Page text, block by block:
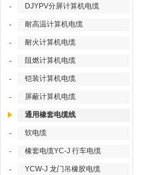
- DJYPV分屏计算机电缆
- 耐高温计算机电缆
- 耐火计算机电缆
- 阻燃计算机电缆
- 铠装计算机电缆
- 屏蔽计算机电缆
通用橡套电缆线
- 软电缆
- 橡套电缆YC-J 行车电缆
- YCW-J 龙门吊橡胶电缆